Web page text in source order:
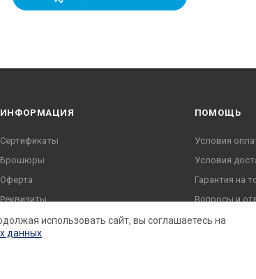
ИНФОРМАЦИЯ
Сертификаты
Брошюры
Оферта
Реквизиты
Согласие на обработку
Политика конфиденциальности
ПОМОЩЬ
Условия
Условия
Гарантия на
Вопросы и
использовать сайт, вы соглашаетесь на
данных